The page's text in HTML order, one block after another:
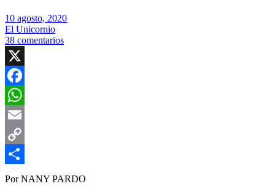
10 agosto, 2020
El Unicornio
38 comentarios
X
Facebook
WhatsApp
Email
Copy
Link
Compartir
Por NANY PARDO